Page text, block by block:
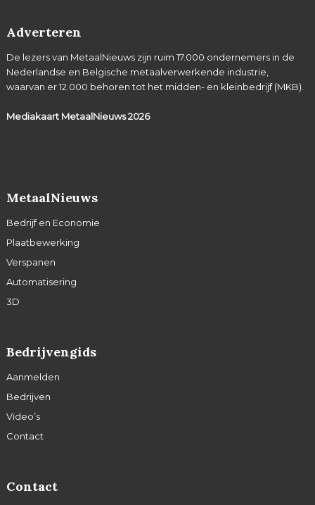
Adverteren
De lezers van MetaalNieuws zijn ruim 17.000 ondernemers in de
Nederlandse en Belgische metaalverwerkende industrie,
waarvan er 12.000 behoren tot het midden- en kleinbedrijf (MKB).
Mediakaart MetaalNieuws2026
MetaalNieuws
Bedrijf en Economie
Plaatbewerking
Verspanen
Automatisering
3D
Bedrijvengids
Aanmelden
Bedrijven
Video’s
Contact
Contact